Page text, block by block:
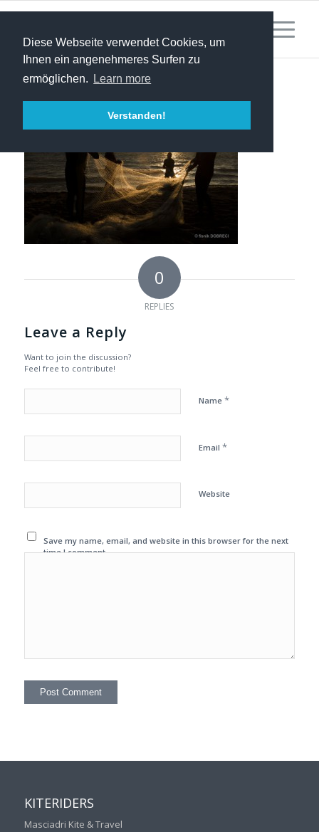
Diese Webseite verwendet Cookies, um
Ihnen ein angenehmeres Surfen zu
ermöglichen.
Learn more
Verstanden!
0
REPLIES
Leave a Reply
Want to join the discussion?
Feel free to contribute!
Name *
Email *
Website
Save my name, email, and website in this browser for the next
time I comment.
KITERIDERS
Masciadri Kite & Travel